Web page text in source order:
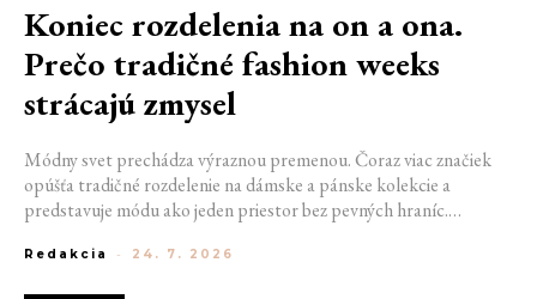
Koniec rozdelenia na on a ona.
Prečo tradičné fashion weeks
strácajú zmysel
Módny svet prechádza výraznou premenou. Čoraz viac značiek
opúšťa tradičné rozdelenie na dámske a pánske kolekcie a
predstavuje módu ako jeden priestor bez pevných hraníc.
udržateľnosť naznačujú, že klasické týždne módy môžu čoskoro
Redakcia - 24. 7. 2026